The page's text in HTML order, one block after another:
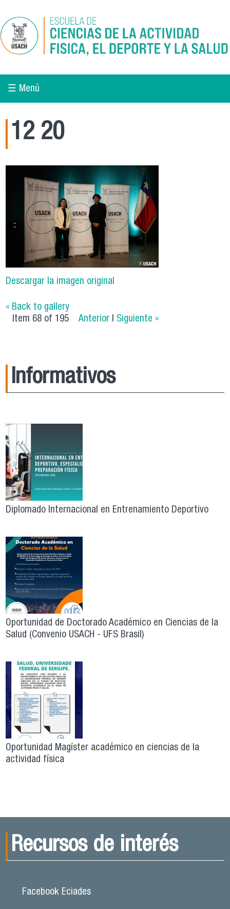
☰ Menú
12 20
Descargar la imagen original
« Back to gallery
Item 68 of 195
Anterior Siguiente »
Informativos
Diplomado Internacional en Entrenamiento Deportivo
Oportunidad de Doctorado Académico en Ciencias de la
Salud (Convenio USACH - UFS Brasil)
Oportunidad Magíster académico en ciencias de la
actividad física
Recursos de interés
Facebook Eciades